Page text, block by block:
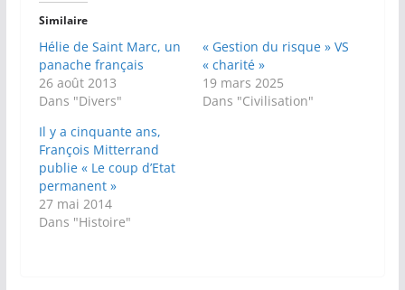
Similaire
Hélie de Saint Marc, un
panache français
26 août 2013
Dans "Divers"
« Gestion du risque » VS
« charité »
19 mars 2025
Dans "Civilisation"
Il y a cinquante ans,
François Mitterrand
publie « Le coup d’Etat
permanent »
27 mai 2014
Dans "Histoire"